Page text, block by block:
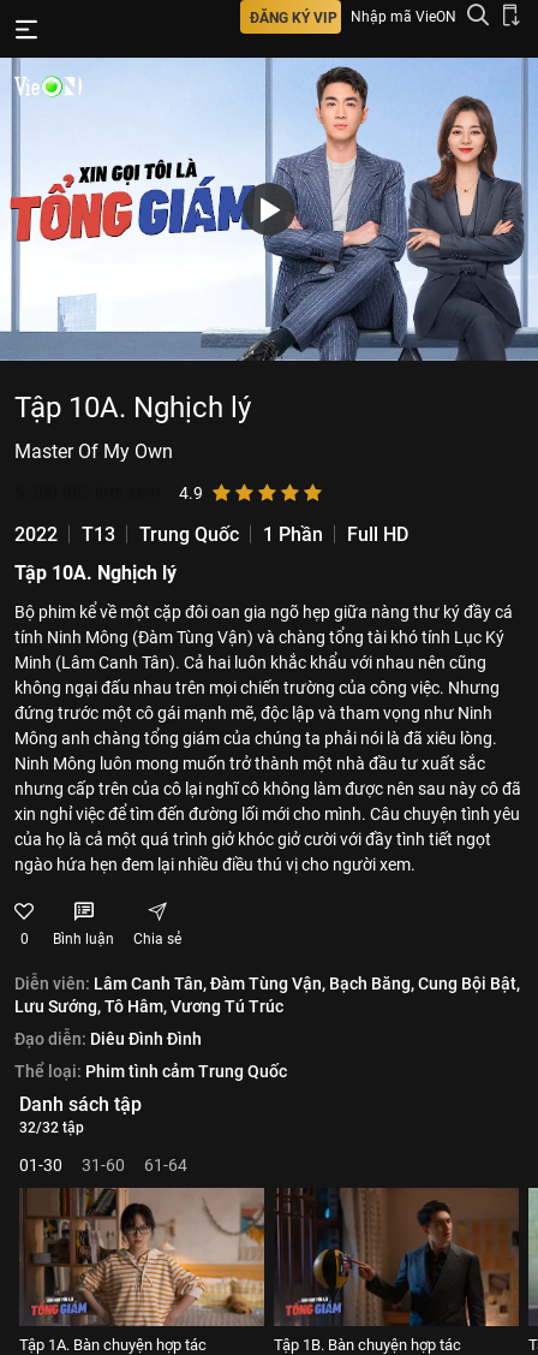
ĐĂNG KÝ VIP Nhập mã VieON
Tập 10A. Nghịch lý
Master Of My Own
4.9
2022 T13 Trung Quốc 1 Phần
Full HD
Tập 10A. Nghịch lý
Bộ phim kể về một cặp đôi oan gia ngõ hẹp giữa nàng thư ký đầy cá
tính Ninh Mông (Đàm Tùng Vận) và chàng tổng tài khó tính Lục Ký
Minh (Lâm Canh Tân). Cả hai luôn khắc khẩu với nhau nên cũng
không ngại đấu nhau trên mọi chiến trường của công việc. Nhưng
đứng trước một cô gái mạnh mẽ, độc lập và tham vọng như Ninh
Mông anh chàng tổng giám của chúng ta phải nói là đã xiêu lòng.
Ninh Mông luôn mong muốn trở thành một nhà đầu tư xuất sắc
nhưng cấp trên của cô lại nghĩ cô không làm được nên sau này cô đã
xin nghỉ việc để tìm đến đường lối mới cho mình. Câu chuyện tình yêu
của họ là cả một quá trình giở khóc giở cười với đầy tình tiết ngọt
ngào hứa hẹn đem lại nhiều điều thú vị cho người xem.
0 Bình luận Chia sẻ
Diễn viên: Lâm Canh Tân,Đàm Tùng Vận, Bạch Băng,Cung Bội Bật,
Lưu Sướng,Tô Hâm,Vương Tú Trúc
Đạo diễn: Diêu Đình Đình
Thể loại: Phim tình cảm Trung Quốc
Danh sách tập
32/32 tập
01-30 31-60 61-64
Tập 1A. Bàn chuyện hợp tác Tập 1B. Bàn chuyện hợp tác